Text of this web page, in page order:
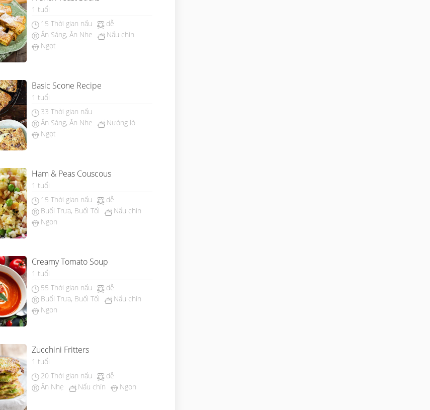
1 tuổi
15 Thời gian nấu
dễ
Ăn Sáng, Ăn Nhẹ
Nấu chín
Ngọt
Basic Scone Recipe
1 tuổi
33 Thời gian nấu
Ăn Sáng, Ăn Nhẹ
Nướng lò
Ngọt
Ham & Peas Couscous
1 tuổi
15 Thời gian nấu
dễ
Buổi Trưa, Buổi Tối
Nấu chín
Ngon
Creamy Tomato Soup
1 tuổi
55 Thời gian nấu
dễ
Buổi Trưa, Buổi Tối
Nấu chín
Ngon
Zucchini Fritters
1 tuổi
20 Thời gian nấu
dễ
Ăn Nhẹ
Nấu chín Ngon